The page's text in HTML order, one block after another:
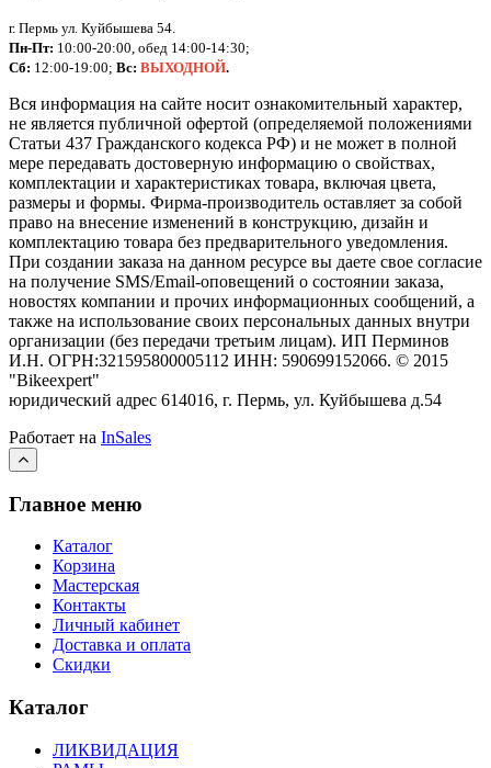
г. Пермь ул. Куйбышева 54.
Пн-Пт: 10:00-20:00, обед 14:00-14:30;
Сб: 12:00-19:00; Вс: ВЫХОДНОЙ.
Вся информация на сайте носит ознакомительный характер,
не является публичной офертой (определяемой положениями
Статьи 437 Гражданского кодекса РФ) и не может в полной
мере передавать достоверную информацию о свойствах,
комплектации и характеристиках товара, включая цвета,
размеры и формы. Фирма-производитель оставляет за собой
право на внесение изменений в конструкцию, дизайн и
комплектацию товара без предварительного уведомления.
При создании заказа на данном ресурсе вы даете свое согласие
на получение SMS/Email-оповещений о состоянии заказа,
новостях компании и прочих информационных сообщений, а
также на использование своих персональных данных внутри
организации (без передачи третьим лицам). ИП Перминов
И.Н. ОГРН:321595800005112 ИНН: 590699152066. © 2015
"Bikeexpert"
юридический адрес 614016, г. Пермь, ул. Куйбышева д.54
Работает на InSales
Главное меню
Каталог
Корзина
Мастерская
Контакты
Личный кабинет
Доставка и оплата
Скидки
Каталог
ЛИКВИДАЦИЯ